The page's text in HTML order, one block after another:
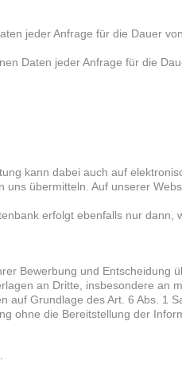
jeder Anfrage für die Dauer
Daten jeder Anfrage für die
kann dabei auch auf
übermitteln. Auf unserer
erfolgt ebenfalls nur dann,
Bewerbung und Entscheidung
an Dritte, insbesondere an
Grundlage des Art. 6 Abs. 1
ohne die Bereitstellung der